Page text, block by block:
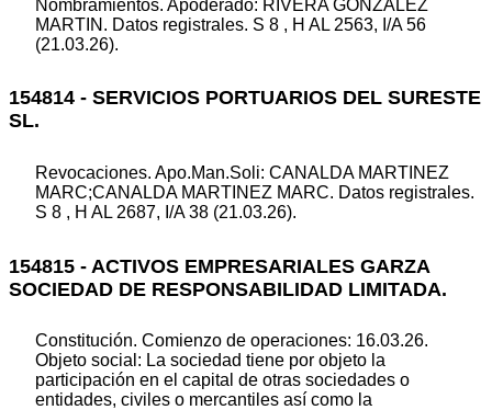
Nombramientos. Apoderado: RIVERA GONZALEZ
MARTIN. Datos registrales. S 8 , H AL 2563, I/A 56
(21.03.26).
154814 - SERVICIOS PORTUARIOS DEL SURESTE
SL.
Revocaciones. Apo.Man.Soli: CANALDA MARTINEZ
MARC;CANALDA MARTINEZ MARC. Datos registrales.
S 8 , H AL 2687, I/A 38 (21.03.26).
154815 - ACTIVOS EMPRESARIALES GARZA
SOCIEDAD DE RESPONSABILIDAD LIMITADA.
Constitución. Comienzo de operaciones: 16.03.26.
Objeto social: La sociedad tiene por objeto la
participación en el capital de otras sociedades o
entidades, civiles o mercantiles así como la